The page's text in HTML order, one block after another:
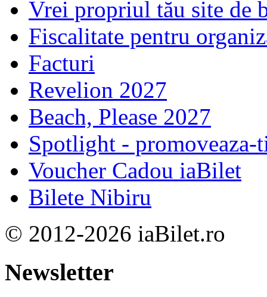
Vrei propriul tău site de
Fiscalitate pentru
Facturi
Revelion 2027
Beach, Please 2027
Spotlight - promoveaza-
Voucher Cadou iaBilet
Bilete Nibiru
© 2012-2026 iaBilet.ro
Newsletter